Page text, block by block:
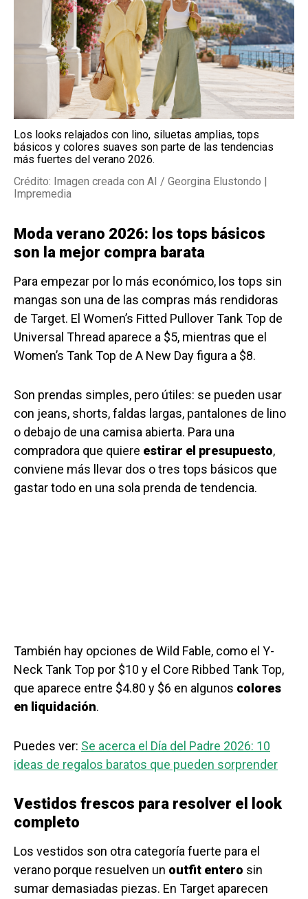
Los looks relajados con lino, siluetas amplias, tops
básicos y colores suaves son parte de las tendencias
más fuertes del verano 2026.
Crédito: Imagen creada con AI / Georgina Elustondo |
Impremedia
Moda verano 2026: los tops básicos
son la mejor compra barata
Para empezar por lo más económico, los tops sin
mangas son una de las compras más rendidoras
de Target. El Women’s Fitted Pullover Tank Top de
Universal Thread aparece a $5, mientras que el
Women’s Tank Top de A New Day figura a $8.
Son prendas simples, pero útiles: se pueden usar
con jeans, shorts, faldas largas, pantalones de lino
o debajo de una camisa abierta. Para una
compradora que quiere estirar el presupuesto,
conviene más llevar dos o tres tops básicos que
gastar todo en una sola prenda de tendencia.
También hay opciones de Wild Fable, como el Y-
Neck Tank Top por $10 y el Core Ribbed Tank Top,
que aparece entre $4.80 y $6 en algunos colores
en liquidación.
Puedes ver: Se acerca el Día del Padre 2026: 10
ideas de regalos baratos que pueden sorprender
Vestidos frescos para resolver el look
completo
Los vestidos son otra categoría fuerte para el
verano porque resuelven un outfit entero sin
sumar demasiadas piezas. En Target aparecen